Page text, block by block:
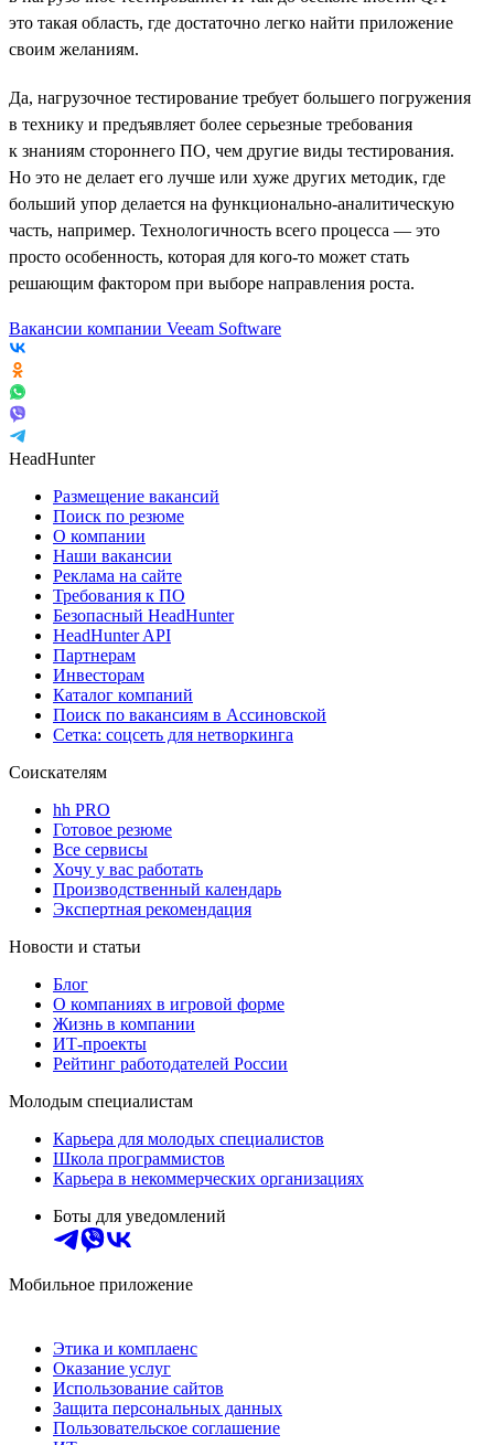
это такая область, где достаточно легко найти приложение
своим желаниям.
Да, нагрузочное тестирование требует большего погружения
в технику и предъявляет более серьезные требования
к знаниям стороннего ПО, чем другие виды тестирования.
Но это не делает его лучше или хуже других методик, где
больший упор делается на функционально-аналитическую
часть, например. Технологичность всего процесса — это
просто особенность, которая для кого-то может стать
решающим фактором при выборе направления роста.
Вакансии компании Veeam Software
HeadHunter
Размещение вакансий
Поиск по резюме
О компании
Наши вакансии
Реклама на сайте
Требования к ПО
Безопасный HeadHunter
HeadHunter API
Партнерам
Инвесторам
Каталог компаний
Поиск по вакансиям в Ассиновской
Сетка: соцсеть для нетворкинга
Соискателям
hh PRO
Готовое резюме
Все сервисы
Хочу у вас работать
Производственный календарь
Экспертная рекомендация
Новости и статьи
Блог
О компаниях в игровой форме
Жизнь в компании
ИТ-проекты
Рейтинг работодателей России
Молодым специалистам
Карьера для молодых специалистов
Школа программистов
Карьера в некоммерческих организациях
Боты для уведомлений
Мобильное приложение
Этика и комплаенс
Оказание услуг
Использование сайтов
Защита персональных данных
Пользовательское соглашение